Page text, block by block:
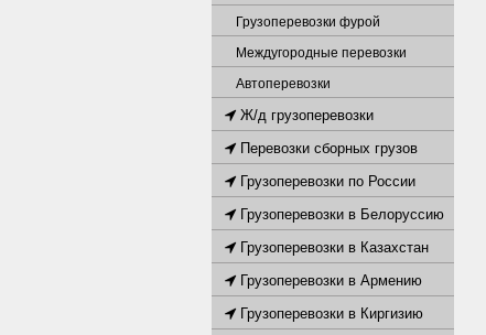
Грузоперевозки фурой
Междугородные перевозки
Автоперевозки
Ж/д грузоперевозки
Перевозки сборных грузов
Грузоперевозки по России
Грузоперевозки в Белоруссию
Грузоперевозки в Казахстан
Грузоперевозки в Армению
Грузоперевозки в Киргизию